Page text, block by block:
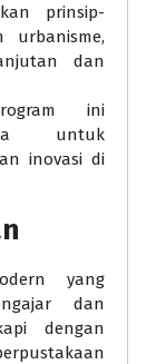
prinsip-
urbanisme,
dan
ini
untuk
inovasi di
yang
dan
dengan